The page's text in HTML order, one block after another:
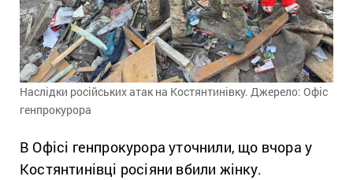
Наслідки російських атак на Костянтинівку. Джерело: Офіс
генпрокурора
В Офісі генпрокурора уточнили, що вчора у
Костянтинівці росіяни вбили жінку.